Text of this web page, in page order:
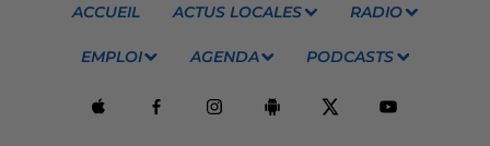
ACCUEIL ACTUS LOCALES RADIO
EMPLOI AGENDA PODCASTS